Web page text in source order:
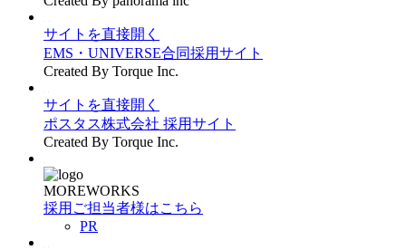
サイトを直接開く
EMS・UNIVERSE合同採用サイト
Created By Torque Inc.
サイトを直接開く
ポスタス株式会社 採用サイト
Created By Torque Inc.
MOREWORKS
採用ご担当者様はこちら
PR